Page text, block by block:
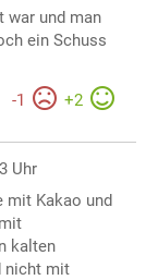
war und man
ein Schuss
-1 +2
Uhr
mit Kakao und
kalten
nicht mit